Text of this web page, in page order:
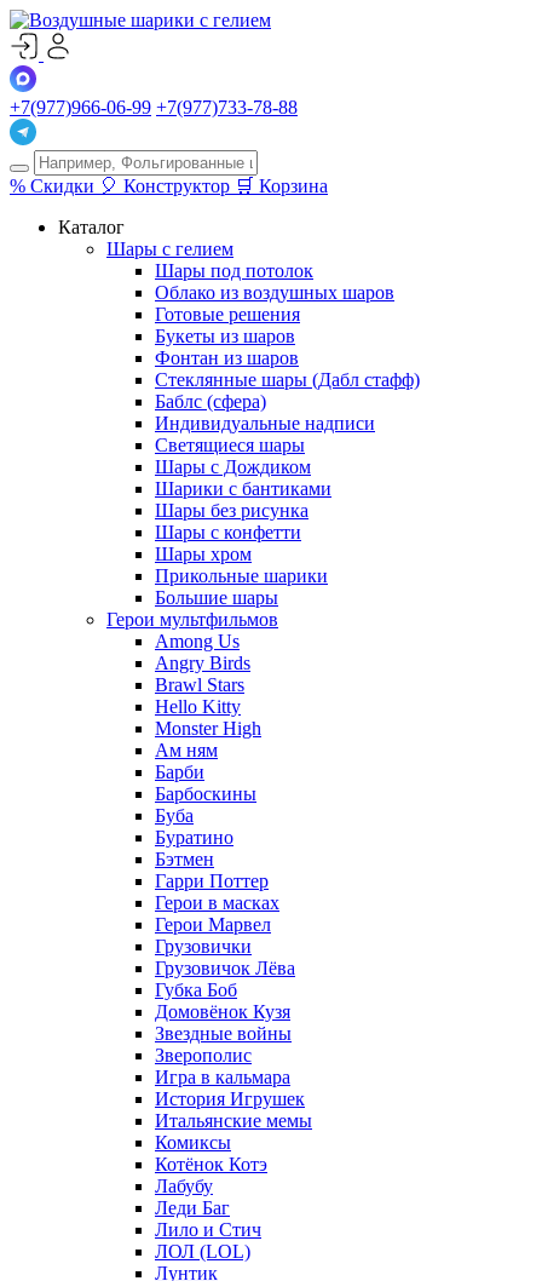
+7(977)966-06-99 +7(977)733-78-88
% Скидки 🎈 Конструктор 🛒 Корзина
Каталог
Шары с гелием
Шары под потолок
Облако из воздушных шаров
Готовые решения
Букеты из шаров
Фонтан из шаров
Стеклянные шары (Дабл стафф)
Баблс (сфера)
Индивидуальные надписи
Светящиеся шары
Шары с Дождиком
Шарики с бантиками
Шары без рисунка
Шары с конфетти
Шары хром
Прикольные шарики
Большие шары
Герои мультфильмов
Among Us
Angry Birds
Brawl Stars
Hello Kitty
Monster High
Ам ням
Барби
Барбоскины
Буба
Буратино
Бэтмен
Гарри Поттер
Герои в масках
Герои Марвел
Грузовички
Грузовичок Лёва
Губка Боб
Домовёнок Кузя
Звездные войны
Зверополис
Игра в кальмара
История Игрушек
Итальянские мемы
Комиксы
Котёнок Котэ
Лабубу
Леди Баг
Лило и Стич
ЛОЛ (LOL)
Лунтик